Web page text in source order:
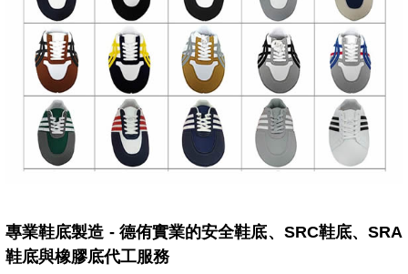
專業鞋底製造 - 德侑實業的安全鞋底、SRC鞋底、SRA
鞋底與橡膠底代工服務